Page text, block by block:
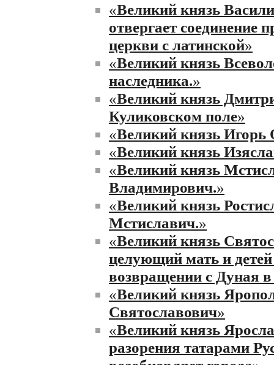
«Великий князь
отвергает соединение
церкви с латинской»
«Великий князь
наследника.»
«Великий князь
Куликовском поле»
«Великий князь Игорь
«Великий князь
«Великий князь
Владимирович.»
«Великий князь
Мстиславич.»
«Великий князь
целующий мать и
возвращении с Дуная
«Великий князь
Святославович»
«Великий князь
разорения татарами